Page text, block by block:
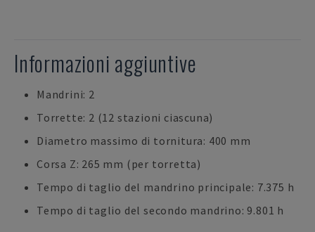
Informazioni aggiuntive
Mandrini: 2
Torrette: 2 (12 stazioni ciascuna)
Diametro massimo di tornitura: 400 mm
Corsa Z: 265 mm (per torretta)
Tempo di taglio del mandrino principale: 7.375 h
Tempo di taglio del secondo mandrino: 9.801 h